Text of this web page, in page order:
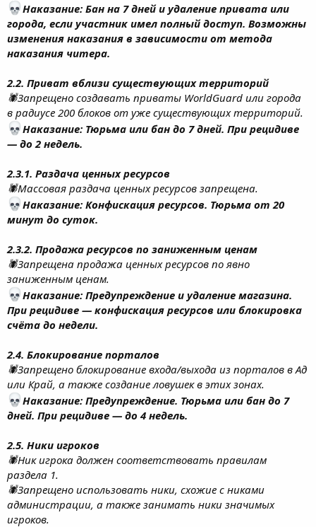
Наказание: Бан на 7 дней и удаление привата или
города, если участник имел полный доступ. Возможны
изменения наказания в зависимости от метода
наказания читера.
2.2. Приват вблизи существующих территорий
🕷Запрещено создавать приваты WorldGuard или города
в радиусе 200 блоков от уже существующих территорий.
Наказание: Тюрьма или бан до 7 дней. При рецидиве
— до 2 недель.
2.3.1. Раздача ценных ресурсов
🕷Массовая раздача ценных ресурсов запрещена.
Наказание: Конфискация ресурсов. Тюрьма от 20
минут до суток.
2.3.2. Продажа ресурсов по заниженным ценам
🕷Запрещена продажа ценных ресурсов по явно
заниженным ценам.
Наказание: Предупреждение и удаление магазина.
При рецидиве — конфискация ресурсов или блокировка
счёта до недели.
2.4. Блокирование порталов
🕷Запрещено блокирование входа/выхода из порталов в Ад
или Край, а также создание ловушек в этих зонах.
Наказание: Предупреждение. Тюрьма или бан до 7
дней. При рецидиве — до 4 недель.
2.5. Ники игроков
🕷Ник игрока должен соответствовать правилам
раздела 1.
🕷Запрещено использовать ники, схожие с никами
администрации, а также занимать ники значимых
игроков.